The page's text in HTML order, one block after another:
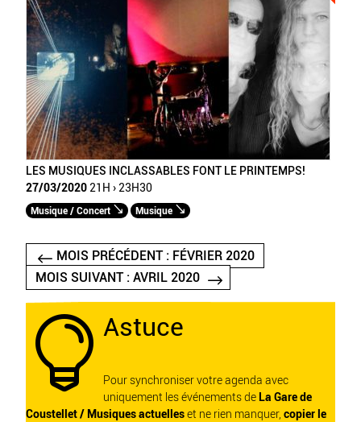
LES MUSIQUES INCLASSABLES FONT LE PRINTEMPS!
27/03/2020 21H › 23H30
Musique / Concert Musique
MOIS PRÉCÉDENT : FÉVRIER 2020
MOIS SUIVANT : AVRIL 2020
 Astuce
Pour synchroniser votre agenda avec
uniquement les événements de La Gare de
Coustellet / Musiques actuelleset ne rien manquer, copier le